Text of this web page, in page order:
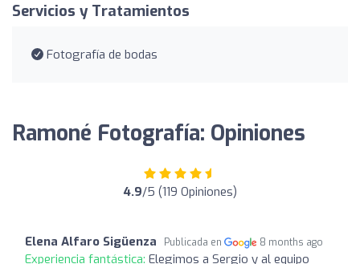
Servicios y Tratamientos
Fotografía de bodas
Ramoné Fotografía: Opiniones
4.9/5 (119 Opiniones)
Elena Alfaro Sigüenza Publicada en 8 months ago
Experiencia fantástica: Elegimos a Sergio y al equipo